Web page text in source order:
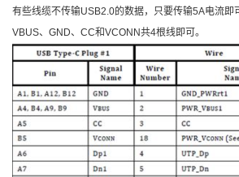
有些线缆不传输USB2.0的数据，只要传输5A电流即
VBUS、GND、CC和VCONN共4根线即可。